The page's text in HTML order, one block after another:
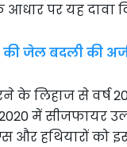
पर यह दावा
जेल बदली की
लिहाज से वर्ष
2020 में
और हथियारों